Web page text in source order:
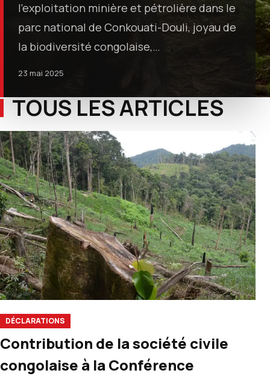
l’exploitation minière et pétrolière dans le
parc national de Conkouati-Douli, joyau de
la biodiversité congolaise,…
23 mai 2025
TOUS LES ARTICLES
DÉCLARATIONS
Contribution de la société civile
congolaise à la Conférence